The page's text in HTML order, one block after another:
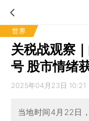
世界
关税战观察
号 股市情绪
2025年04月23日 10:21
当地时间4月22日